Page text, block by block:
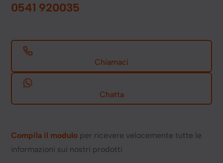
Compila il modulo per ricevere velocemente tutte le
informazioni sui nostri prodotti
0541 920035
Chiamaci
Chatta